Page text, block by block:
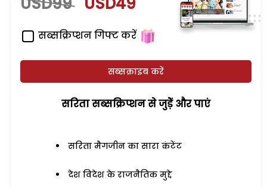
सब्सक्रिप्शन गिफ्ट करें
सब्सक्राइब करें
सरिता सब्सक्रिप्शन से जुड़ेें और पाएं
सरिता मैगजीन का सारा कंटेंट
देश विदेश के राजनैतिक मुद्दे